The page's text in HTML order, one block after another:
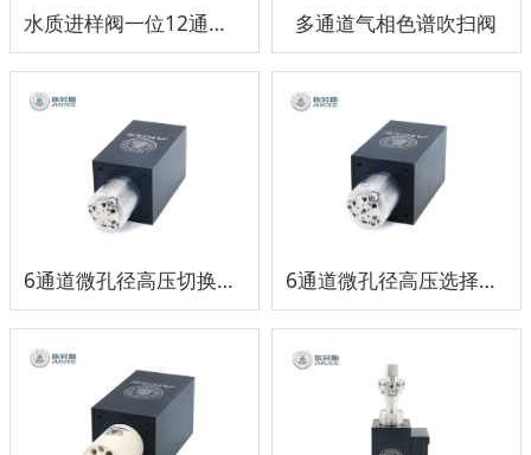
水质进样阀一位12通道选择阀组 多通道气相色谱吹扫阀
6通道微孔径高压切换阀组 6通道微孔径高压选择阀组